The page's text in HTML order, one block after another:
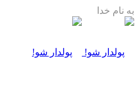
به نام خدا